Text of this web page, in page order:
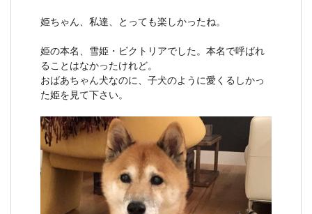
姫ちゃん、私達、とっても楽しかったね。
姫の本名、雪姫・ビクトリアでした。本名で呼ばれ
ることはなかったけれど。
おばあちゃん犬なのに、子犬のように愛くるしかっ
た姫を見て下さい。